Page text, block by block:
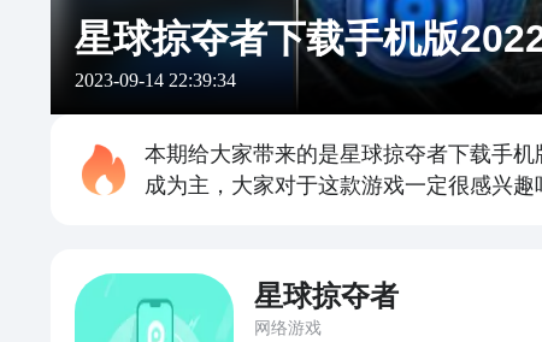
星球掠夺者下载手机版
2023-09-14 22:39:34
本期给大家带来的是星球掠夺者下载手
成为主，大家对于这款游戏一定很感兴
星球掠夺者
网络游戏